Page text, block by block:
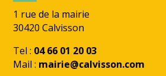
1 rue de la mairie
30420 Calvisson
Tel : 04 66 01 20 03
Mail : mairie@calvisson.com